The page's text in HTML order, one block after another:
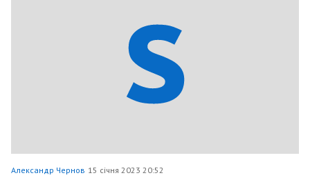
Александр Чернов 15 січня 2023 20:52